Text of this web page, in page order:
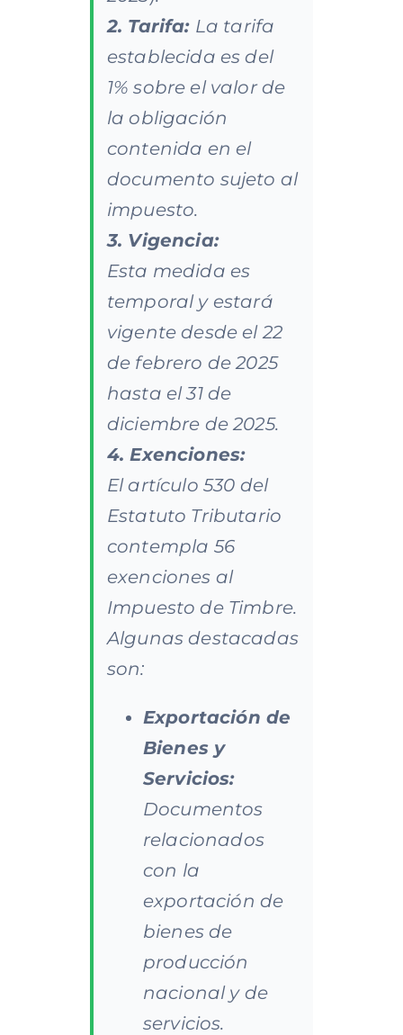
2. Tarifa: La tarifa
establecida es del
1% sobre el valor de
la obligación
contenida en el
documento sujeto al
impuesto.
3. Vigencia:
Esta medida es
temporal y estará
vigente desde el 22
de febrero de 2025
hasta el 31 de
diciembre de 2025.
4. Exenciones:
El artículo 530 del
Estatuto Tributario
contempla 56
exenciones al
Impuesto de Timbre.
Algunas destacadas
son:
Exportación de
Bienes y
Servicios:
Documentos
relacionados
con la
exportación de
bienes de
producción
nacional y de
servicios.